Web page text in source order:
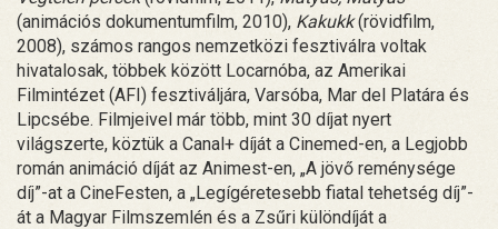
(animációs dokumentumfilm, 2010), Kakukk(rövidfilm,
2008), számos rangos nemzetközi fesztiválra voltak
hivatalosak, többek között Locarnóba, az Amerikai
Filmintézet (AFI) fesztiváljára, Varsóba, Mar del Platára és
Lipcsébe. Filmjeivel már több, mint 30 díjat nyert
világszerte, köztük a Canal+ díját a Cinemed-en, a Legjobb
román animáció díját az Animest-en, „A jövő reménysége
díj”-at a CineFesten, a „Legígéretesebb fiatal tehetség díj”-
át a Magyar Filmszemlén és a Zsűri különdíját a